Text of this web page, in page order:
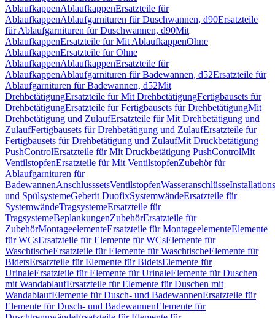
AblaufkappenAblaufkappenErsatzteile für
AblaufkappenAblaufgarnituren für Duschwannen, d90Ersatzteile
für Ablaufgarnituren für Duschwannen, d90Mit
AblaufkappenErsatzteile für Mit AblaufkappenOhne
AblaufkappenErsatzteile für Ohne
AblaufkappenAblaufkappenErsatzteile für
AblaufkappenAblaufgarnituren für Badewannen, d52Ersatzteile für
Ablaufgarnituren für Badewannen, d52Mit
DrehbetätigungErsatzteile für Mit DrehbetätigungFertigbausets für
DrehbetätigungErsatzteile für Fertigbausets für DrehbetätigungMit
Drehbetätigung und ZulaufErsatzteile für Mit Drehbetätigung und
ZulaufFertigbausets für Drehbetätigung und ZulaufErsatzteile für
Fertigbausets für Drehbetätigung und ZulaufMit Druckbetätigung
PushControlErsatzteile für Mit Druckbetätigung PushControlMit
VentilstopfenErsatzteile für Mit VentilstopfenZubehör für
Ablaufgarnituren für
BadewannenAnschlusssetsVentilstopfenWasseranschlüsse
und SpülsystemeGeberit DuofixSystemwändeErsatzteile für
SystemwändeTragsystemeErsatzteile für
TragsystemeBeplankungenZubehörErsatzteile für
ZubehörMontageelementeErsatzteile für MontageelementeElemente
für WCsErsatzteile für Elemente für WCsElemente für
WaschtischeErsatzteile für Elemente für WaschtischeElemente für
BidetsErsatzteile für Elemente für BidetsElemente für
UrinaleErsatzteile für Elemente für UrinaleElemente für Duschen
mit WandablaufErsatzteile für Elemente für Duschen mit
WandablaufElemente für Dusch- und BadewannenErsatzteile für
Elemente für Dusch- und BadewannenElemente für